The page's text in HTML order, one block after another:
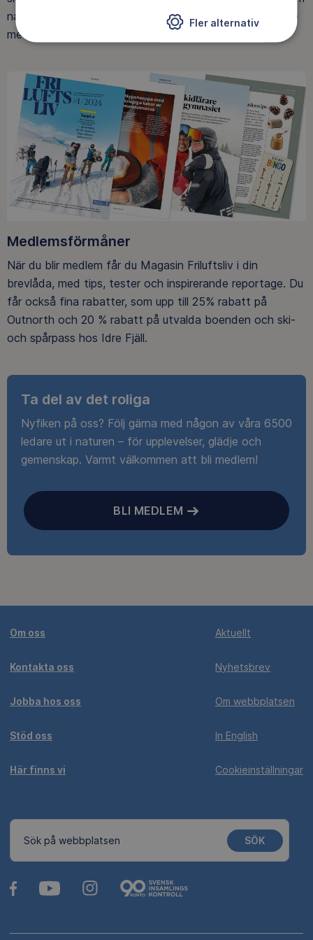
naturen ger. Som medlem bidrar du också till vårt arbete
med att skydda allemansrätten.
Medlemsförmåner
När du blir medlem får du Magasin Friluftsliv i din
brevlåda, med tips, tester och inspirerande reportage. Du
får också fina rabatter, som upp till 25% rabatt på
Outnorth och 20 % rabatt på utvalda boenden och ski-
och spårpass hos Idre Fjäll.
Ta del av det roliga
Nyfiken på oss? Följ gärna med någon av våra 6500
ledare ut i naturen – för upplevelser, glädje och
gemenskap. Varmt välkommen att bli medlem!
BLI MEDLEM
Om oss
Kontakta oss
Jobba hos oss
Stöd oss
Här finns vi
Aktuellt
Nyhetsbrev
Om webbplatsen
In English
Cookieinställningar
Sök på webbplatsen SÖK
Fler alternativ